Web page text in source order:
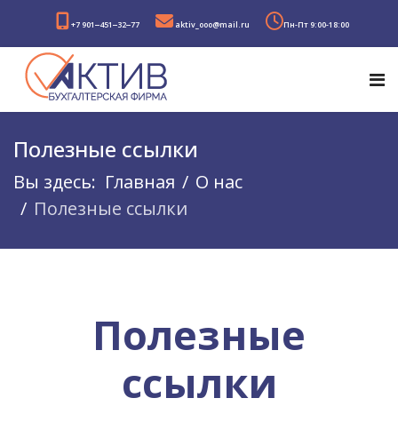
+7 901‒451‒32‒77 aktiv_ooo@mail.ru Пн-Пт 9:00-18:00
Полезные ссылки
Вы здесь: Главная
О нас
Полезные ссылки
Полезные
ссылки